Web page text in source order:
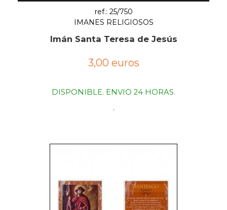
ref.: 25/750
IMANES RELIGIOSOS
Imán Santa Teresa de Jesús
3,00 euros
DISPONIBLE. ENVIO 24 HORAS.
.